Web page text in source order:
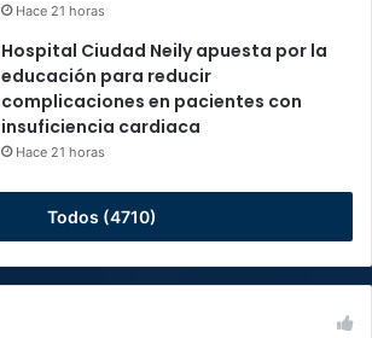
Hace 21 horas
Hospital Ciudad Neily apuesta por la
educación para reducir
complicaciones en pacientes con
insuficiencia cardiaca
Hace 21 horas
Todos (4710)